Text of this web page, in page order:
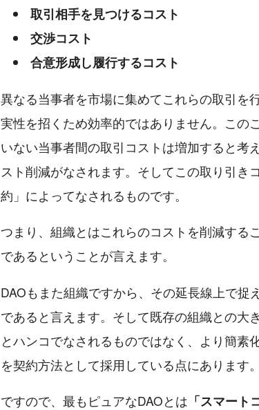
取引相手を見つけるコスト
交渉コスト
合意形成し履行するコスト
異なる当事者を市場に集めてこれらの取引を
実性を招くため効率的ではありません。この
いない当事者間の取引コストは増加すると考
スト削減がなされます。そしてこの取り引き
約」によってなされるものです。
つまり、組織とはこれらのコストを削減する
であるということが言えます。
DAOもまた組織ですから、その延長線上で捉
であると言えます。そして既存の組織との大
とハンコでなされるものではなく、より簡素
を契約方法として採用している点にあります。
ですので、最もピュアなDAOとは 「スマート